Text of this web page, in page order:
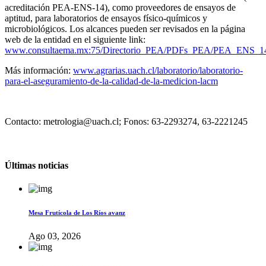
acreditación PEA-ENS-14), como proveedores de ensayos de
aptitud, para laboratorios de ensayos físico-químicos y
microbiológicos. Los alcances pueden ser revisados en la página
web de la entidad en el siguiente link:
www.consultaema.mx:75/Directorio_PEA/PDFs_PEA/
Más información: www.agrarias.uach.cl/laboratorio/laboratorio-
para-el-aseguramiento-de-la-calidad-de-la-medicion-lacm
Contacto: metrologia@uach.cl; Fonos: 63-2293274, 63-2221245
Últimas noticias
Mesa Frutícola de Los Ríos avanz
Ago 03, 2026